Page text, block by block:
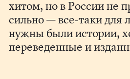
хитом, но в России не
сильно — все-таки для
нужны были истории,
переведенные и